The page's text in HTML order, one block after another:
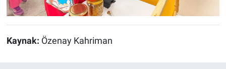
Kaynak: Özenay Kahriman